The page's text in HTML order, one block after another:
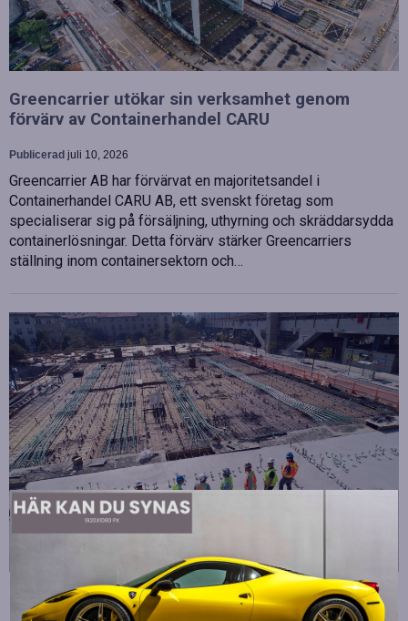
Greencarrier utökar sin verksamhet genom
förvärv av Containerhandel CARU
Publicerad juli 10, 2026
Greencarrier AB har förvärvat en majoritetsandel i
Containerhandel CARU AB, ett svenskt företag som
specialiserar sig på försäljning, uthyrning och skräddarsydda
containerlösningar. Detta förvärv stärker Greencarriers
ställning inom containersektorn och…
Strategiska tillskott till OHLA Sveriges ledning